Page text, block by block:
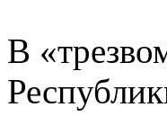
В